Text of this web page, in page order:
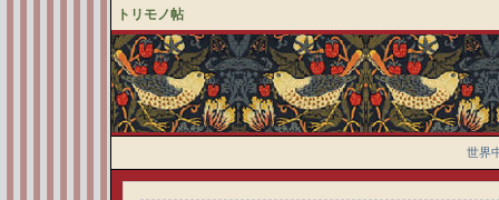
トリモノ帖
世界